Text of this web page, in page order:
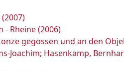
- Rheine (2006)
gegossen und an den
Joachim; Hasenkamp,